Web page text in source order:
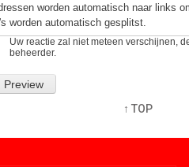
worden automatisch naar links
worden automatisch gesplitst.
Uw reactie zal niet meteen verschijnen,
beheerder.
↑ TOP